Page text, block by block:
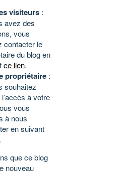
visiteurs :
avez des
vous
contacter le
du blog en
ce lien.
propriétaire :
souhaitez
à votre
vous
à nous
en suivant
.
que ce blog
nouveau